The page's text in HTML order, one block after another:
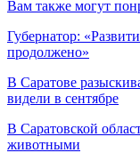
Вам также могут
Губернатор:
продолжено»
В Саратове
видели в сентябре
В Саратовской
животными